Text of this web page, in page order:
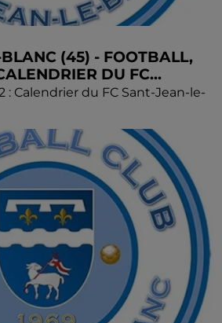
(45) - FOOTBALL,
DU FC...
: Calendrier du FC Sant-Jean-le-